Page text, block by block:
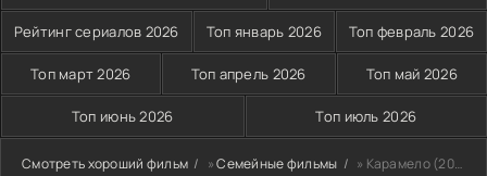
Рейтинг сериалов 2026 Топ январь 2026 Топ февраль 2026
Топ март 2026 Топ апрель 2026 Топ май 2026
Топ июнь 2026 Топ июль 2026
Смотреть хороший фильм »Семейные фильмы » Карамело (2025)